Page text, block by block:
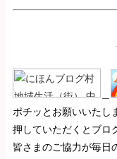
ポチッとお願いいたし
押していただくとブロ
皆さまのご協力が毎日